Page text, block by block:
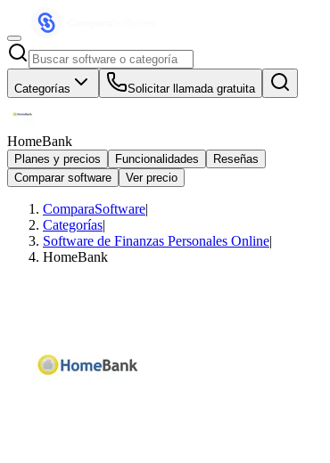
Categorías Solicitar llamada gratuita
HomeBank
Planes y precios Funcionalidades
Reseñas
Comparar software
Ver precio
ComparaSoftware|
Categorías|
Software de Finanzas Personales Online|
HomeBank